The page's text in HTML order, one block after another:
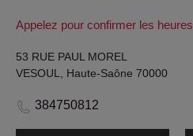
Appelez pour confirmer les heures
53 RUE PAUL MOREL
VESOUL, Haute-Saône 70000
384750812